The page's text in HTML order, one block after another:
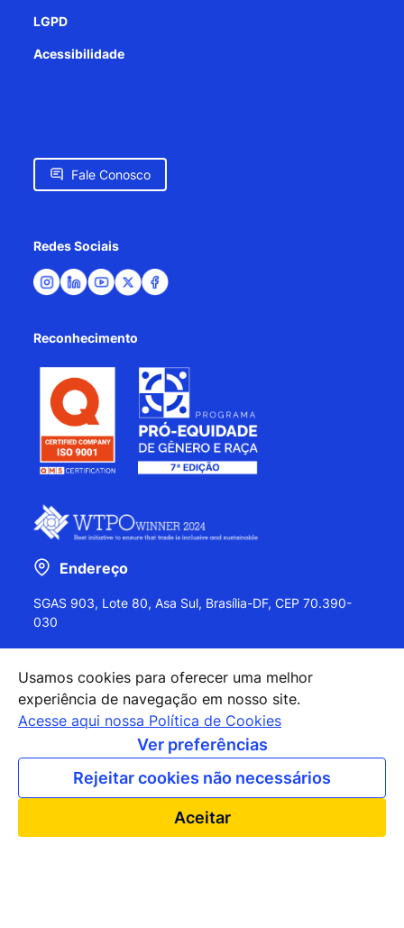
LGPD
Acessibilidade
Fale Conosco
Redes Sociais
Reconhecimento
Endereço
SGAS 903, Lote 80, Asa Sul, Brasília-DF, CEP 70.390-
030
+55 (61) 2027-0202
+55 (61) 2027-0203
apexbrasil@apexbrasil.com.br
Nossos escritórios pelo mundo
Usamos cookies para oferecer uma melhor
experiência de navegação em nosso site.
Acesse aqui nossa Política de Cookies
Ver preferências
Rejeitar cookies não necessários
Aceitar